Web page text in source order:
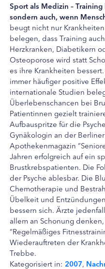
Sport als Medizin –
sondern auch, wenn
beugt nicht nur
belegen, dass Training
Herzkranken, Diabetikern
Osteoporose wird statt
es ihre Krankheiten
immer häufiger positive
internationale Studien
Überlebenschancen bei
Patientinnen gezielt
Aufbauspritze für die
Gynäkologin an der
Apothekenmagazin
Jahren erfolgreich auf ein
Brustkrebspatienten. Die
der Psyche ablesbar. Die
Chemotherapie und
Übelkeit und
bessern sich. Ärzte
allem an Schonung
“Regelmäßiges
Wiederauftreten der
Trebbe.
Kategorisiert in: 2007,